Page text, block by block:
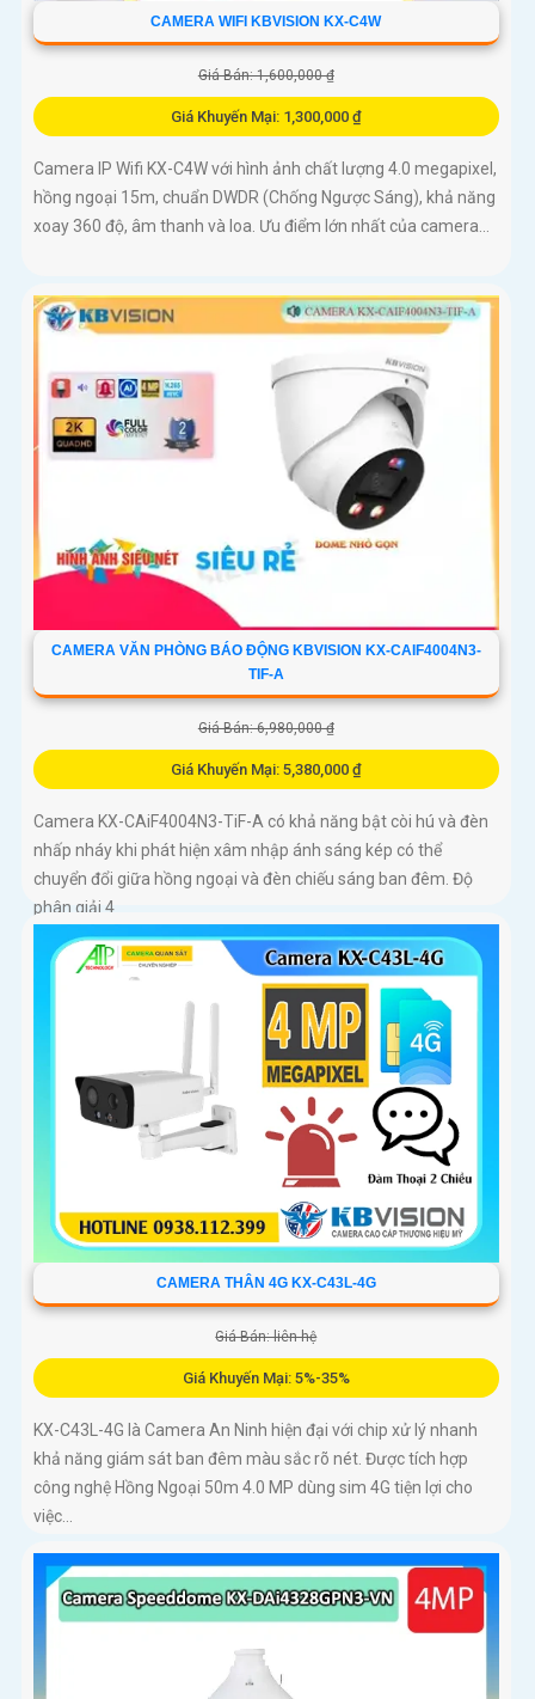
CAMERA WIFI KBVISION KX-C4W
Giá Bán: 1,600,000 ₫
Giá Khuyến Mại: 1,300,000 ₫
Camera IP Wifi KX-C4W với hình ảnh chất lượng 4.0 megapixel,
hồng ngoại 15m, chuẩn DWDR (Chống Ngược Sáng), khả năng
xoay 360 độ, âm thanh và loa. Ưu điểm lớn nhất của camera...
CAMERA VĂN PHÒNG BÁO ĐỘNG KBVISION KX-CAIF4004N3-
TIF-A
Giá Bán: 6,980,000 ₫
Giá Khuyến Mại: 5,380,000 ₫
Camera KX-CAiF4004N3-TiF-A có khả năng bật còi hú và đèn
nhấp nháy khi phát hiện xâm nhập ánh sáng kép có thể
chuyển đổi giữa hồng ngoại và đèn chiếu sáng ban đêm. Độ
phân giải 4
CAMERA THÂN 4G KX-C43L-4G
Giá Bán: liên hệ
Giá Khuyến Mại: 5%-35%
KX-C43L-4G là Camera An Ninh hiện đại với chip xử lý nhanh
khả năng giám sát ban đêm màu sắc rõ nét. Được tích hợp
công nghệ Hồng Ngoại 50m 4.0 MP dùng sim 4G tiện lợi cho
việc...